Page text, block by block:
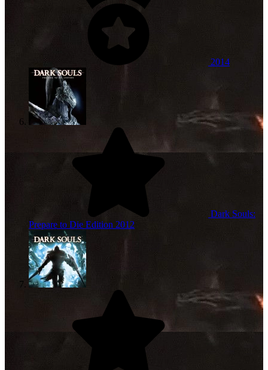
2014
Dark Souls:
Prepare to Die Edition 2012